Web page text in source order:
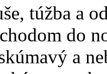
túžba a
do
a